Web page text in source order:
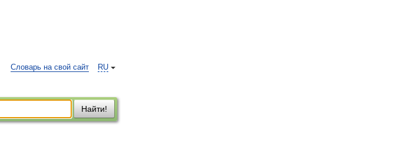
RU
Словарь на свой сайт
Найти!